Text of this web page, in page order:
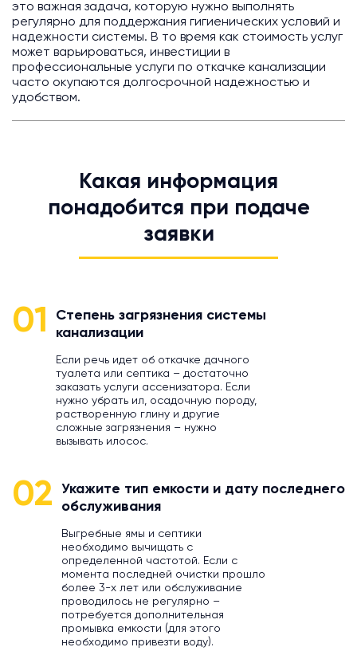
это важная задача, которую нужно выполнять
регулярно для поддержания гигиенических условий и
надежности системы. В то время как стоимость услуг
может варьироваться, инвестиции в
профессиональные услуги по откачке канализации
часто окупаются долгосрочной надежностью и
удобством.
Какая информация
понадобится при подаче
заявки
01
Степень загрязнения системы
канализации
Если речь идет об откачке дачного
туалета или септика – достаточно
заказать услуги ассенизатора. Если
нужно убрать ил, осадочную породу,
растворенную глину и другие
сложные загрязнения – нужно
вызывать илосос.
02
Укажите тип емкости и дату последнего
обслуживания
Выгребные ямы и септики
необходимо вычищать с
определенной частотой. Если с
момента последней очистки прошло
более 3-х лет или обслуживание
проводилось не регулярно –
потребуется дополнительная
промывка емкости (для этого
необходимо привезти воду).